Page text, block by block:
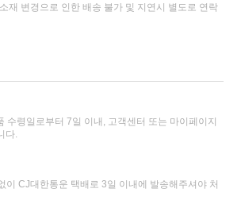
재 변경으로 인한 배송 불가 및 지연시 별도로 연락
수령일로부터 7일 이내, 고객센터 또는 마이페이지
다.
이 CJ대한통운 택배로 3일 이내에 발송해주셔야 처